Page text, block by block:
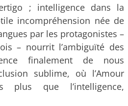
; intelligence dans la
incompréhension née de
par les protagonistes –
– nourrit l’ambiguïté des
finalement de nous
sublime, où l’Amour
plus que l’intelligence,